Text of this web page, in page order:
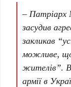
– Патріарх
засудив
закликав
можливе,
жителів”.
армії в